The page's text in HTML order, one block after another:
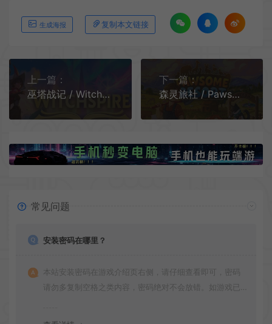
生成海报 复制本文链接
上一篇：
巫塔战记 / Witchspire 开放世界动作RPG游戏
下一篇：
森灵旅社 / Pawsome Resort 像素风模拟经营RPG游戏
常见问题
安装密码在哪里？
本站安装密码在游戏介绍页右侧，请仔细查看即可，密码
请勿多复制空格之类内容，密码绝对不会放错。如游戏已